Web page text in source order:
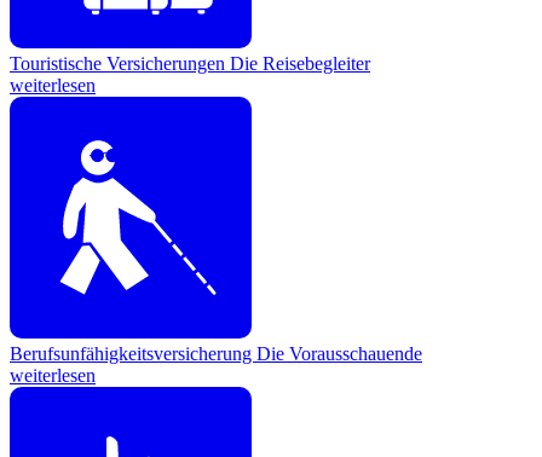
Touristische Versicherungen Die Reisebegleiter
weiterlesen
Berufsunfähigkeitsversicherung Die Vorausschauende
weiterlesen